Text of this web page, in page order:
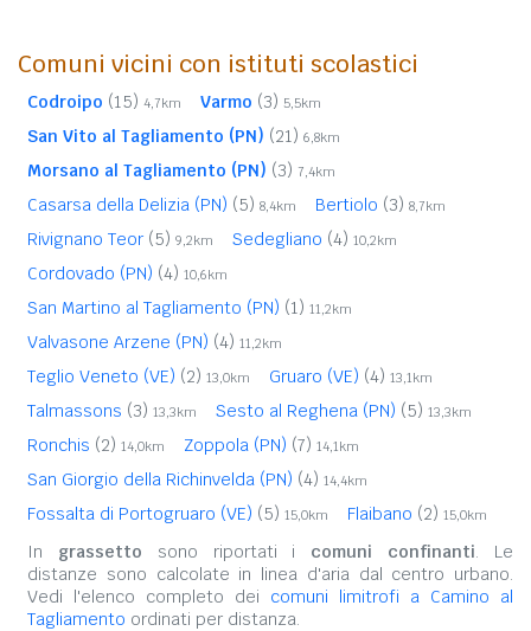
Comuni vicini con istituti scolastici
Codroipo (15) 4,7km Varmo (3) 5,5km
San Vito al Tagliamento (PN) (21) 6,8km
Morsano al Tagliamento (PN) (3) 7,4km
Casarsa della Delizia (PN) (5) 8,4km Bertiolo (3) 8,7km
Rivignano Teor (5) 9,2km Sedegliano (4) 10,2km
Cordovado (PN) (4) 10,6km
San Martino al Tagliamento (PN) (1) 11,2km
Valvasone Arzene (PN) (4) 11,2km
Teglio Veneto (VE) (2) 13,0km Gruaro (VE) (4) 13,1km
Talmassons (3) 13,3km Sesto al Reghena (PN) (5) 13,3km
Ronchis (2) 14,0km Zoppola (PN) (7) 14,1km
San Giorgio della Richinvelda (PN) (4) 14,4km
Fossalta di Portogruaro (VE) (5) 15,0km Flaibano (2) 15,0km
In grassetto sono riportati i comuni confinanti. Le
distanze sono calcolate in linea d'aria dal centro urbano.
Vedi l'elenco completo dei comuni limitrofi a Camino al
Tagliamento ordinati per distanza.